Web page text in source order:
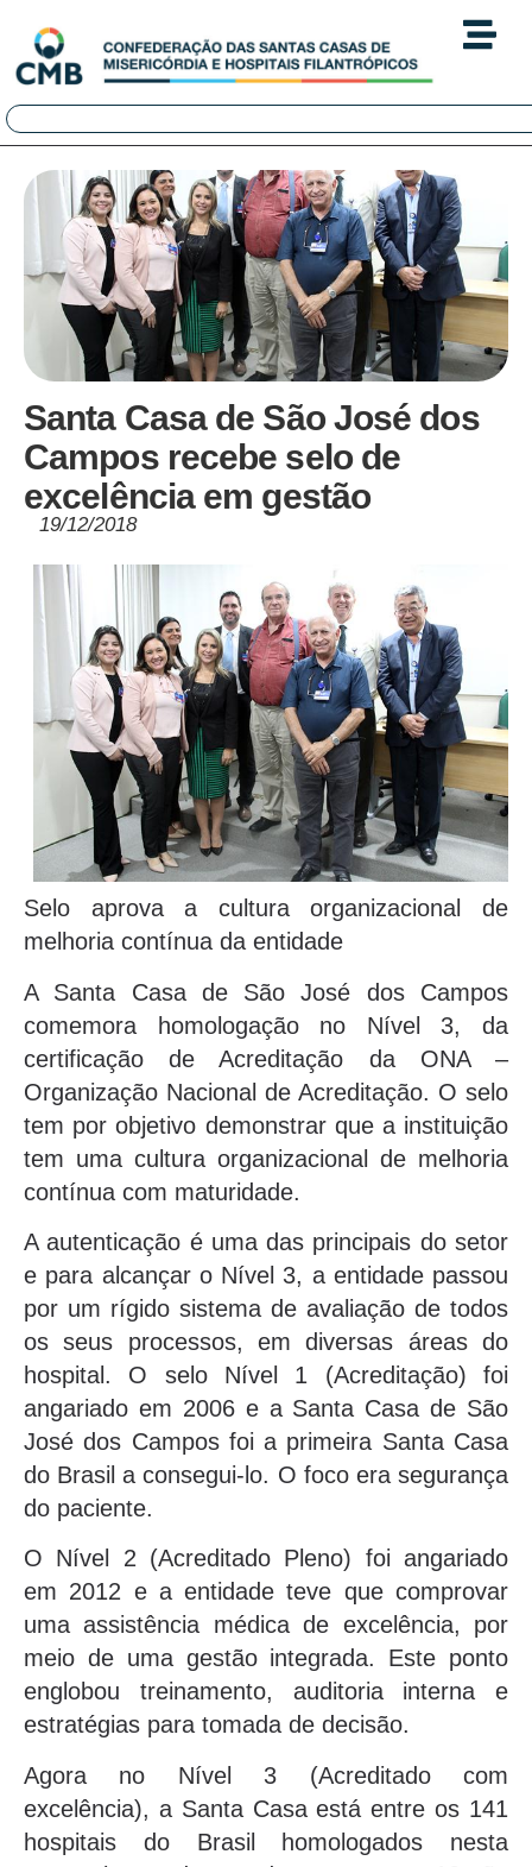
Santa Casa de São José dos
Campos recebe selo de
excelência em gestão
19/12/2018
Selo aprova a cultura organizacional de
melhoria contínua da entidade
A Santa Casa de São José dos Campos
comemora homologação no Nível 3, da
certificação de Acreditação da ONA –
Organização Nacional de Acreditação. O selo
tem por objetivo demonstrar que a instituição
tem uma cultura organizacional de melhoria
contínua com maturidade.
A autenticação é uma das principais do setor
e para alcançar o Nível 3, a entidade passou
por um rígido sistema de avaliação de todos
os seus processos, em diversas áreas do
hospital. O selo Nível 1 (Acreditação) foi
angariado em 2006 e a Santa Casa de São
José dos Campos foi a primeira Santa Casa
do Brasil a consegui-lo. O foco era segurança
do paciente.
O Nível 2 (Acreditado Pleno) foi angariado
em 2012 e a entidade teve que comprovar
uma assistência médica de excelência, por
meio de uma gestão integrada. Este ponto
englobou treinamento, auditoria interna e
estratégias para tomada de decisão.
Agora no Nível 3 (Acreditado com
excelência), a Santa Casa está entre os 141
hospitais do Brasil homologados nesta